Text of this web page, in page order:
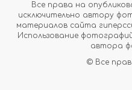
Все права на
исключительно автору
материалов сайта
Использование
автора
© Все